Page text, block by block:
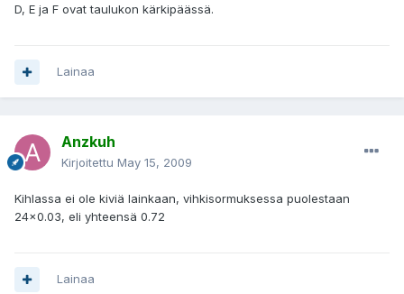
D, E ja F ovat taulukon kärkipäässä.
Lainaa
Anzkuh
Kirjoitettu May 15, 2009
Kihlassa ei ole kiviä lainkaan, vihkisormuksessa puolestaan
24x0.03, eli yhteensä 0.72
Lainaa